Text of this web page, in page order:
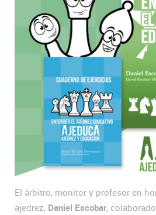
El árbitro, monitor y profesor en
ajedrez, Daniel Escobar,